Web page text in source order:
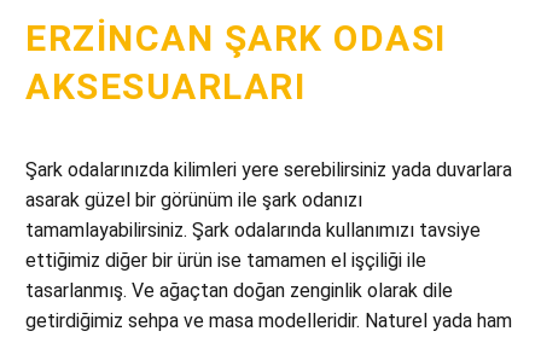
ERZINCAN ŞARK ODASI
AKSESUARLARI
Şark odalarınızda kilimleri yere serebilirsiniz yada duvarlara
asarak güzel bir görünüm ile şark odanızı
tamamlayabilirsiniz. Şark odalarında kullanımızı tavsiye
ettiğimiz diğer bir ürün ise tamamen el işçiliği ile
tasarlanmış. Ve ağaçtan doğan zenginlik olarak dile
getirdiğimiz sehpa ve masa modelleridir. Naturel yada ham